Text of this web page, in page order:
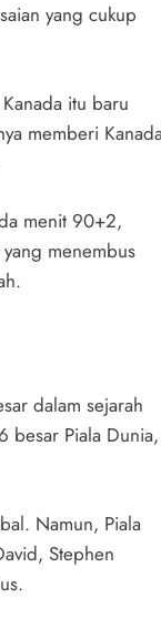
yang cukup
itu baru
memberi
menit 90+2,
menembus
dalam sejarah
besar Piala Dunia,
Namun, Piala
Stephen